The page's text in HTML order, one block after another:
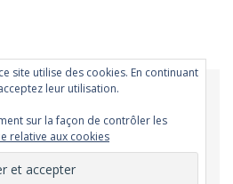
FAQ Santé mentale
Meilleur sommeil
Meilleure vie sexuelle
site utilise des cookies. En continuant
leur utilisation.
sur la façon de contrôler les
relative aux cookies